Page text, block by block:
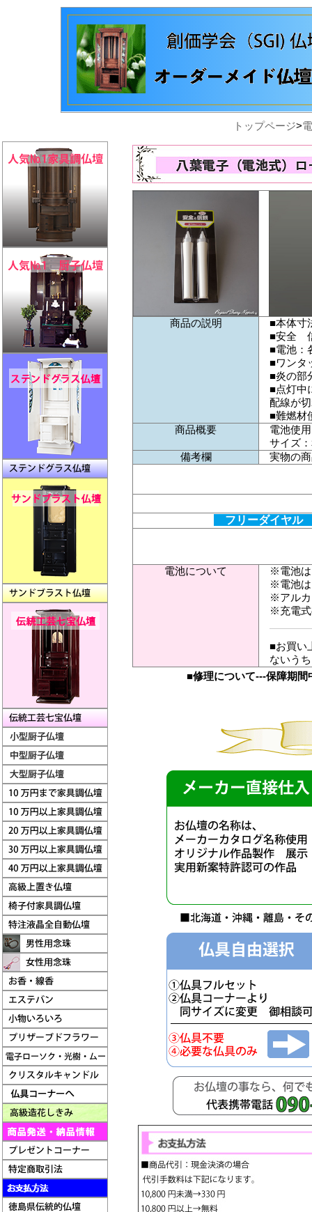
トップページ>
商品の説明
■本体寸
■安全
■電池：
■ワンタ
■炎の部
■点灯中
配線が
■難燃材
商品概要
電池使
サイズ
備考欄
実物の
フリーダイヤ
電池について
※電池は
※電池は
※アルカ
※充電式
■お買い
ないう
■修理について---保障期